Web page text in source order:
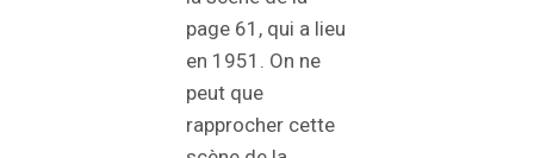
page 61, qui a lieu
en 1951. On ne
peut que
rapprocher cette